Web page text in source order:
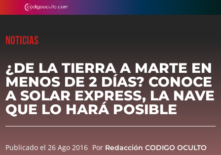
NOTICIAS
¿DE LA TIERRA A MARTE EN
MENOS DE 2 DÍAS? CONOCE
A SOLAR EXPRESS, LA NAVE
QUE LO HARÁ POSIBLE
Publicado el 26 Ago 2016 Por Redacción CODIGO OCULTO